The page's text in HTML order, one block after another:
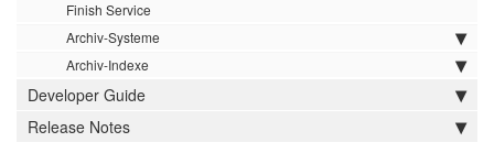
Finish Service
Archiv-Systeme
Archiv-Indexe
Developer Guide
Release Notes